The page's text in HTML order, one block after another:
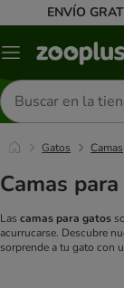
ENVÍO
Menú
Buscar
productos
Gatos Camas
Camas
Las camas para gatos
acurrucarse. Descubre
sorprende a tu gato con